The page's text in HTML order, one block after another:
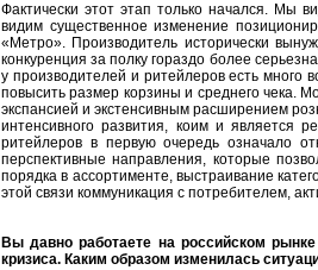
Фактически этот этап только начался. Мы
видим существенное изменение
«Метро». Производитель исторически
конкуренция за полку гораздо более
у производителей и ритейлеров есть много
повысить размер корзины и среднего чека.
экспансией и экстенсивным расширением
интенсивного развития, коим и является
ритейлеров в первую очередь означало
перспективные направления, которые
порядка в ассортименте, выстраивание
этой связи коммуникация с потребителем,
Вы давно работаете на российском
кризиса. Каким образом изменилась